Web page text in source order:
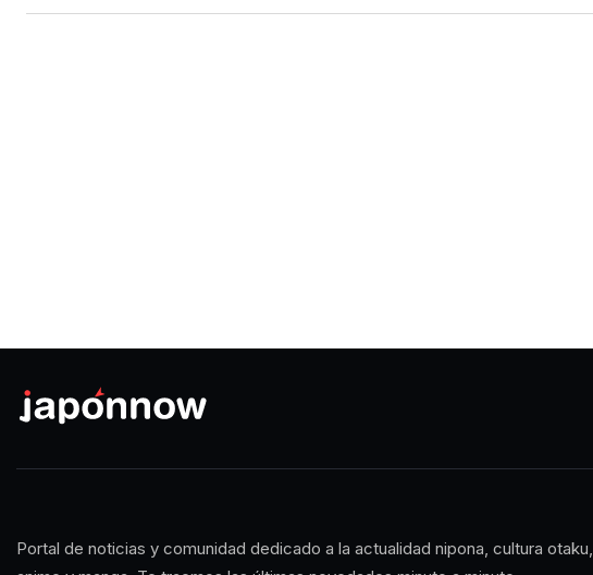
Portal de noticias y comunidad dedicado a la actualidad nipona, cultura otaku,